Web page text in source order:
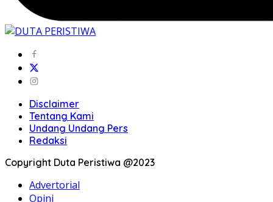
Disclaimer
Tentang Kami
Undang Undang Pers
Redaksi
Copyright Duta Peristiwa @2023
Advertorial
Opini